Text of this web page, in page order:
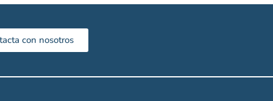
con nosotros